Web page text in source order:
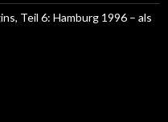
Teil 6: Hamburg 1996 – als